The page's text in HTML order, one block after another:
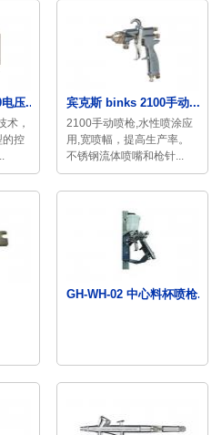
压...
术，
的控
宾克斯 binks 2100手动...
2100手动喷枪,水性喷涂应
用,宽喷幅，提高生产率。
不锈钢流体喷嘴和枪针...
GH-WH-02 中心料杯喷枪...